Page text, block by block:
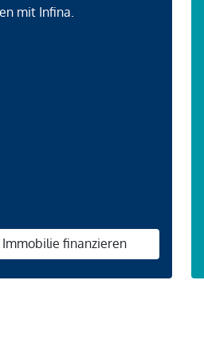
mit Infina.
Immobilie finanzieren